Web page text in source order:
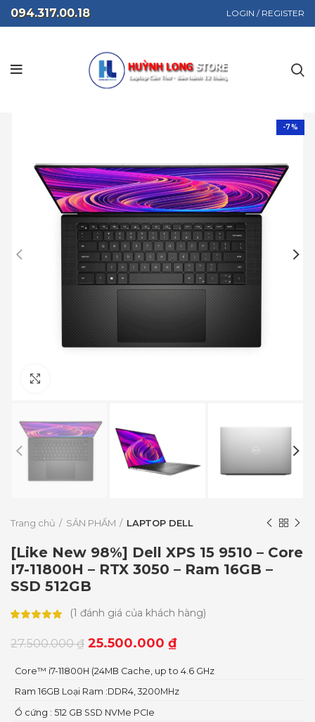
094.317.00.18 LOGIN / REGISTER
-7%
Trang chủ SẢN PHẨM LAPTOP DELL
[Like New 98%] Dell XPS 15 9510 – Core
I7-11800H – RTX 3050 – Ram 16GB –
SSD 512GB
(1 đánh giá của khách hàng)
27.500.000₫ 25.500.000 ₫
Core™ i7-11800H (24MB Cache, up to 4.6 GHz
Ram 16GB Loại Ram :DDR4, 3200MHz
Ổ cứng : 512 GB SSD NVMe PCIe